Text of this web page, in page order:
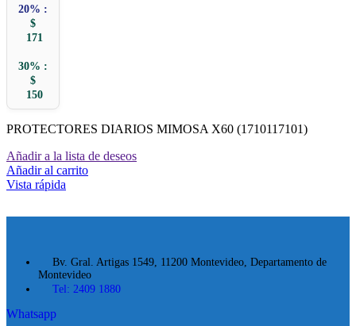
20% :
$
171
30% :
$
150
PROTECTORES DIARIOS MIMOSA X60 (1710117101)
Añadir a la lista de deseos
Añadir al carrito
Vista rápida
Bv. Gral. Artigas 1549, 11200 Montevideo, Departamento de
Montevideo
Tel: 2409 1880
Whatsapp